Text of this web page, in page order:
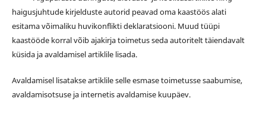
haigusjuhtude kirjelduste autorid peavad oma kaastöös alati
esitama võimaliku huvikonflikti deklaratsiooni. Muud tüüpi
kaastööde korral võib ajakirja toimetus seda autoritelt täiendavalt
küsida ja avaldamisel artiklile lisada.
Avaldamisel lisatakse artiklile selle esmase toimetusse saabumise,
avaldamisotsuse ja internetis avaldamise kuupäev.